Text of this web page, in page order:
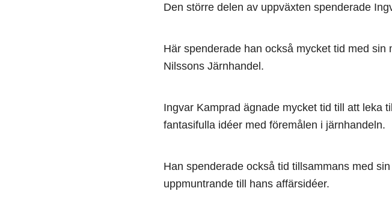
Den större delen av uppväxten spenderade
Här spenderade han också mycket tid med
Nilssons Järnhandel.
Ingvar Kamprad ägnade mycket tid till att leka
fantasifulla idéer med föremålen i järnhandeln.
Han spenderade också tid tillsammans med
uppmuntrande till hans affärsidéer.